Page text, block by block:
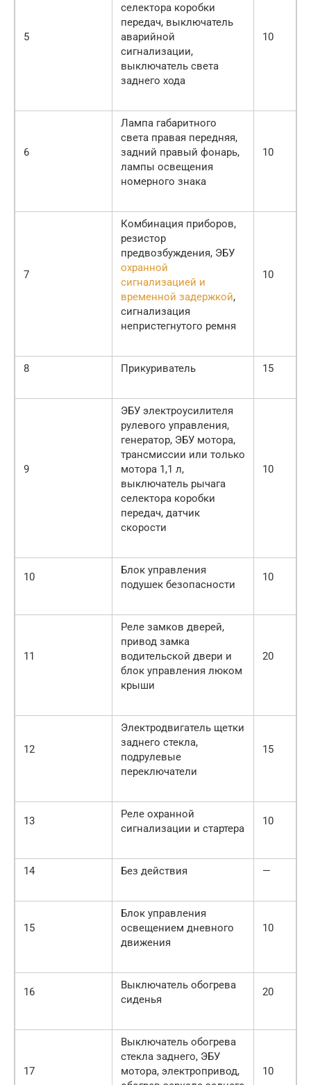
5
селектора коробки
передач, выключатель
аварийной
сигнализации,
выключатель света
заднего хода
10
6
Лампа габаритного
света правая передняя,
задний правый фонарь,
лампы освещения
номерного знака
10
7
Комбинация приборов,
резистор
предвозбуждения, ЭБУ
охранной
сигнализацией и
временной задержкой,
сигнализация
непристегнутого ремня
10
8 Прикуриватель 15
9
ЭБУ электроусилителя
рулевого управления,
генератор, ЭБУ мотора,
трансмиссии или только
мотора 1,1 л,
выключатель рычага
селектора коробки
передач, датчик
скорости
10
10
Блок управления
подушек безопасности
10
11
Реле замков дверей,
привод замка
водительской двери и
блок управления люком
крыши
20
12
Электродвигатель щетки
заднего стекла,
подрулевые
переключатели
15
13
Реле охранной
сигнализации и стартера
10
14 Без действия —
15
Блок управления
освещением дневного
движения
10
16
Выключатель обогрева
сиденья
20
17
Выключатель обогрева
стекла заднего, ЭБУ
мотора, электропривод,
10